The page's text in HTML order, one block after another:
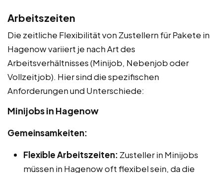
Arbeitszeiten
Die zeitliche Flexibilität von Zustellern für Pakete in
Hagenow variiert je nach Art des
Arbeitsverhältnisses (Minijob, Nebenjob oder
Vollzeitjob). Hier sind die spezifischen
Anforderungen und Unterschiede:
Minijobs in Hagenow
Gemeinsamkeiten:
Flexible Arbeitszeiten: Zusteller in Minijobs
müssen in Hagenow oft flexibel sein, da die